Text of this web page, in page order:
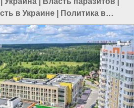
в Украине
Политика в